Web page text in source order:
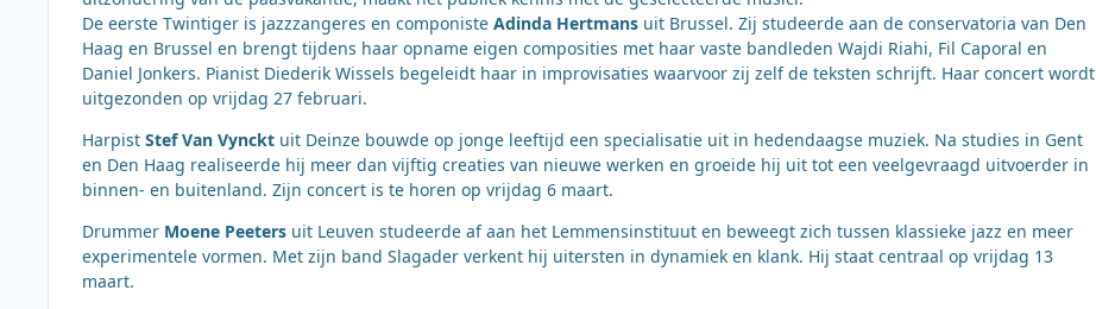
De eerste Twintiger is jazzzangeres en componiste Adinda Hertmans uit Brussel. Zij studeerde aan de conservatoria van Den
Haag en Brussel en brengt tijdens haar opname eigen composities met haar vaste bandleden Wajdi Riahi, Fil Caporal en
Daniel Jonkers. Pianist Diederik Wissels begeleidt haar in improvisaties waarvoor zij zelf de teksten schrijft. Haar concert wordt
uitgezonden op vrijdag 27 februari.
Harpist Stef Van Vynckt uit Deinze bouwde op jonge leeftijd een specialisatie uit in hedendaagse muziek. Na studies in Gent
en Den Haag realiseerde hij meer dan vijftig creaties van nieuwe werken en groeide hij uit tot een veelgevraagd uitvoerder in
binnen- en buitenland. Zijn concert is te horen op vrijdag 6 maart.
Drummer Moene Peeters uit Leuven studeerde af aan het Lemmensinstituut en beweegt zich tussen klassieke jazz en meer
experimentele vormen. Met zijn band Slagader verkent hij uitersten in dynamiek en klank. Hij staat centraal op vrijdag 13
maart.